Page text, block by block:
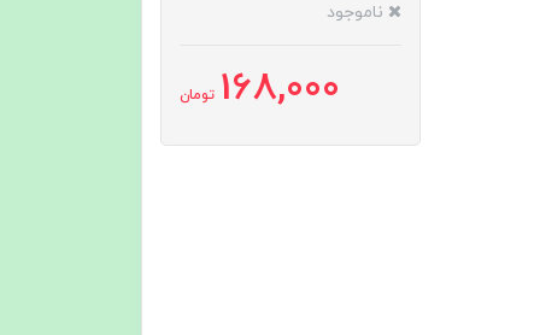
ناموجود
168,000 تومان